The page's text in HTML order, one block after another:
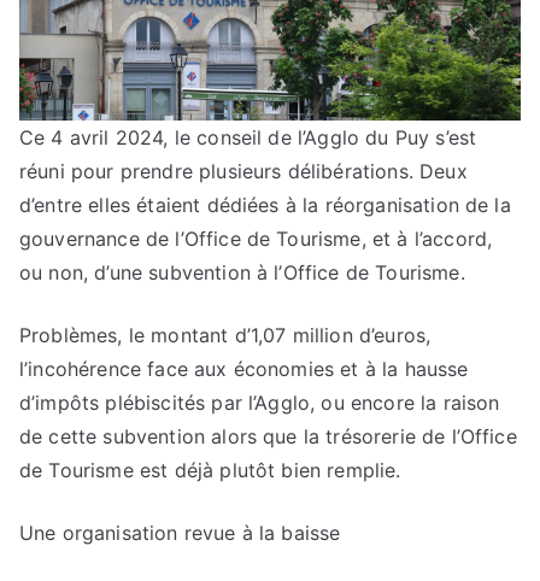
Ce 4 avril 2024, le conseil de l’Agglo du Puy s’est
réuni pour prendre plusieurs délibérations. Deux
d’entre elles étaient dédiées à la réorganisation de la
gouvernance de l’Office de Tourisme, et à l’accord,
ou non, d’une subvention à l’Office de Tourisme.
Problèmes, le montant d’1,07 million d’euros,
l’incohérence face aux économies et à la hausse
d’impôts plébiscités par l’Agglo, ou encore la raison
de cette subvention alors que la trésorerie de l’Office
de Tourisme est déjà plutôt bien remplie.
Une organisation revue à la baisse